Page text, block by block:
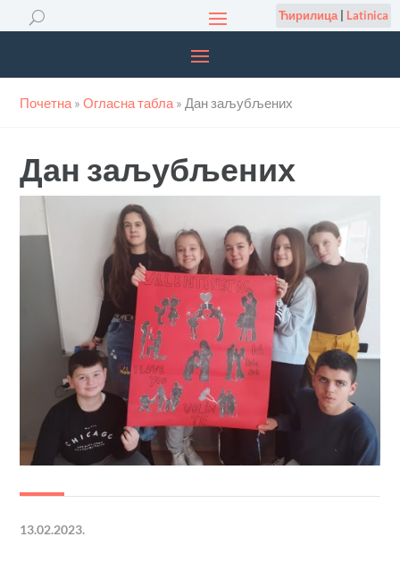
Ћирилица| Latinica
Почетна »Огласна табла » Дан заљубљених
Дан заљубљених
13.02.2023.